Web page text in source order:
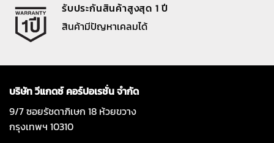
รับประกันสินค้าสูงสุด 1 ปี
สินค้ามีปัญหาเคลมได้
บริษัท วีแกดซ์ คอร์ปอเรชั่น จำกัด
9/7 ซอยรัชดาภิเษก 18 ห้วยขวาง
กรุงเทพฯ 10310